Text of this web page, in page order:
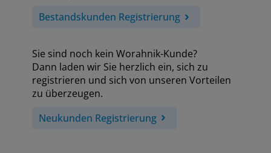
Bestandskunden Registrierung
Sie sind noch kein Worahnik-Kunde?
Dann laden wir Sie herzlich ein, sich zu
registrieren und sich von unseren Vorteilen
zu überzeugen.
Neukunden Registrierung